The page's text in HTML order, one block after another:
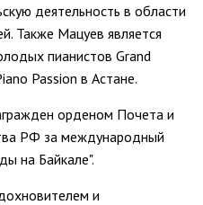
деятельность в области
Также Мацуев является
пианистов Grand
Passion в Астане.
орденом Почета и
РФ за международный
на Байкале".
и